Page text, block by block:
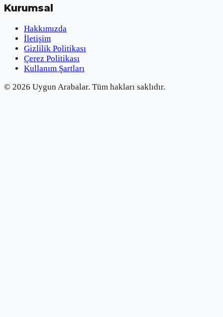
Kurumsal
Hakkımızda
İletişim
Gizlilik Politikası
Çerez Politikası
Kullanım Şartları
© 2026 Uygun Arabalar. Tüm hakları saklıdır.